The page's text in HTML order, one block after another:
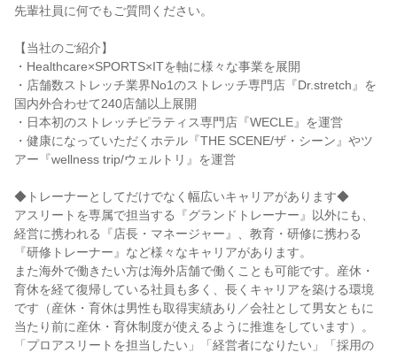
先輩社員に何でもご質問ください。
【当社のご紹介】
・Healthcare×SPORTS×ITを軸に様々な事業を展開
・店舗数ストレッチ業界No1のストレッチ専門店『Dr.stretch』を
国内外合わせて240店舗以上展開
・日本初のストレッチピラティス専門店『WECLE』を運営
・健康になっていただくホテル『THE SCENE/ザ・シーン』やツ
アー『wellness trip/ウェルトリ』を運営
◆トレーナーとしてだけでなく幅広いキャリアがあります◆
アスリートを専属で担当する『グランドトレーナー』以外にも、
経営に携われる『店長・マネージャー』、教育・研修に携わる
『研修トレーナー』など様々なキャリアがあります。
また海外で働きたい方は海外店舗で働くことも可能です。産休・
育休を経て復帰している社員も多く、長くキャリアを築ける環境
です（産休・育休は男性も取得実績あり／会社として男女ともに
当たり前に産休・育休制度が使えるように推進をしています）。
「プロアスリートを担当したい」「経営者になりたい」「採用の